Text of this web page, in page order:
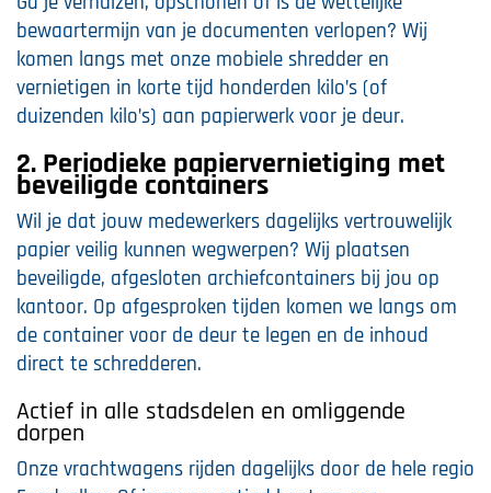
bewaartermijn van je documenten verlopen? Wij
komen langs met onze mobiele shredder en
vernietigen in korte tijd honderden kilo’s (of
duizenden kilo’s) aan papierwerk voor je deur.
2. Periodieke papiervernietiging met
beveiligde containers
Wil je dat jouw medewerkers dagelijks vertrouwelijk
papier veilig kunnen wegwerpen? Wij plaatsen
beveiligde, afgesloten archiefcontainers bij jou op
kantoor. Op afgesproken tijden komen we langs om
de container voor de deur te legen en de inhoud
direct te schredderen.
Actief in alle stadsdelen en omliggende
dorpen
Onze vrachtwagens rijden dagelijks door de hele regio